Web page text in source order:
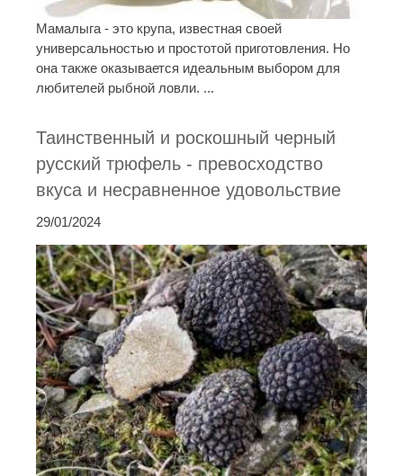
Мамалыга - это крупа, известная своей
универсальностью и простотой приготовления. Но
она также оказывается идеальным выбором для
любителей рыбной ловли. ...
Таинственный и роскошный черный
русский трюфель - превосходство
вкуса и несравненное удовольствие
29/01/2024